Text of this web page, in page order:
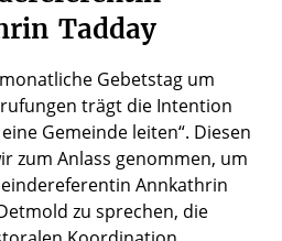
Tadday
Gebetstag um
trägt die Intention
Gemeinde leiten“. Diesen
zum Anlass genommen, um
Annkathrin
zu sprechen, die